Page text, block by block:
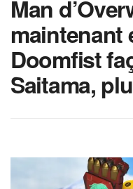
Man
maintenant
Doomfist
Saitama,